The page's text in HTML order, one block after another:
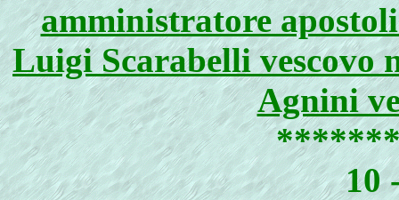
amministratore
Luigi Scarabelli vescovo
Agnini
10